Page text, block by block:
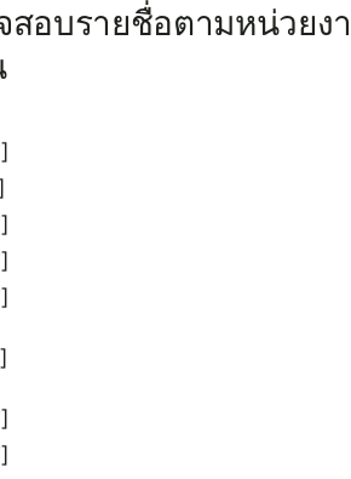
อบรายชื่อตามหน่วย